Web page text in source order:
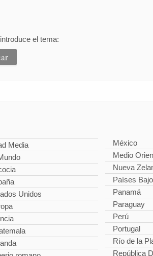
el tema:
Media
Unidos
México
Medio
Nueva
Países
Panamá
Paraguay
Perú
Portugal
Río de la
República